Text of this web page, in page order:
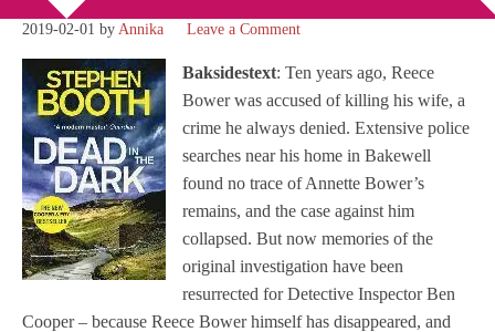
2019-02-01 by Annika Leave a Comment
Baksidestext: Ten years ago, Reece
Bower was accused of killing his wife, a
crime he always denied. Extensive police
searches near his home in Bakewell
found no trace of Annette Bower’s
remains, and the case against him
collapsed. But now memories of the
original investigation have been
resurrected for Detective Inspector Ben
Cooper – because Reece Bower himself has disappeared, and